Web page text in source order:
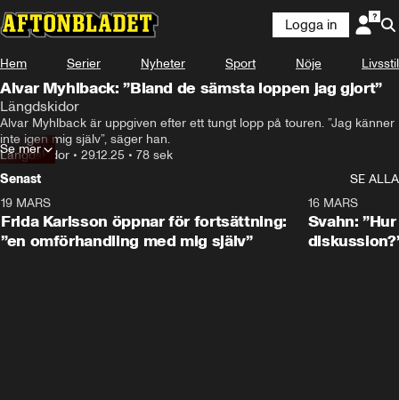
Logga in
Hem Serier Nyheter Sport Nöje Livsstil
Alvar Myhlback: ”Bland de sämsta loppen jag gjort”
Längdskidor
Alvar Myhlback är uppgiven efter ett tungt lopp på touren. ”Jag känner
inte igen mig själv”, säger han.
Längdskidor • 29.12.25 • 78 sek
Se mer
Senast
SE ALLA
19 MARS
Frida Karlsson öppnar för fortsättning:
”en omförhandling med mig själv”
16 MARS
Svahn: